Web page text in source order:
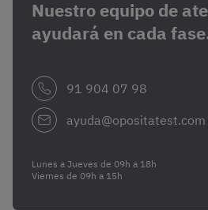
Nuestro equipo de
ayudará en cada
91 904 07 98
ayuda@opositatest.com
Lunes a Jueves de 09h a 18h
Viernes de 09h a 15h